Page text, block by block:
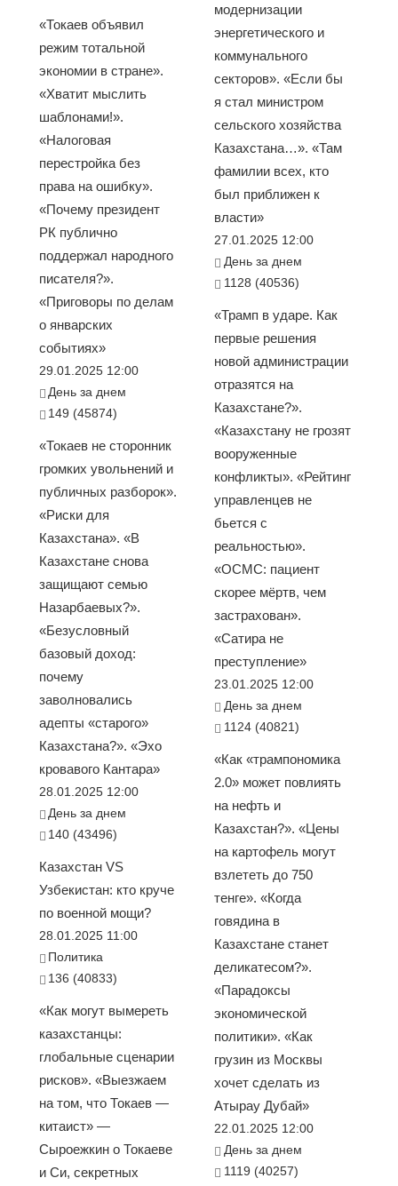
«Токаев объявил
режим тотальной
экономии в стране».
«Хватит мыслить
шаблонами!».
«Налоговая
перестройка без
права на ошибку».
«Почему президент
РК публично
поддержал народного
писателя?».
«Приговоры по делам
о январских
событиях»
29.01.2025 12:00
День за днем
149 (45874)
«Токаев не сторонник
громких увольнений и
публичных разборок».
«Риски для
Казахстана». «В
Казахстане снова
защищают семью
Назарбаевых?».
«Безусловный
базовый доход:
почему
заволновались
адепты «старого»
Казахстана?». «Эхо
кровавого Кантара»
28.01.2025 12:00
День за днем
140 (43496)
Казахстан VS
Узбекистан: кто круче
по военной мощи?
28.01.2025 11:00
Политика
136 (40833)
«Как могут вымереть
казахстанцы:
глобальные сценарии
рисков». «Выезжаем
на том, что Токаев —
китаист» —
Сыроежкин о Токаеве
и Си, секретных
модернизации
энергетического и
коммунального
секторов». «Если бы
я стал министром
сельского хозяйства
Казахстана…». «Там
фамилии всех, кто
был приближен к
власти»
27.01.2025 12:00
День за днем
1128 (40536)
«Трамп в ударе. Как
первые решения
новой администрации
отразятся на
Казахстане?».
«Казахстану не грозят
вооруженные
конфликты». «Рейтинг
управленцев не
бьется с
реальностью».
«ОСМС: пациент
скорее мёртв, чем
застрахован».
«Сатира не
преступление»
23.01.2025 12:00
День за днем
1124 (40821)
«Как «трампономика
2.0» может повлиять
на нефть и
Казахстан?». «Цены
на картофель могут
взлететь до 750
тенге». «Когда
говядина в
Казахстане станет
деликатесом?».
«Парадоксы
экономической
политики». «Как
грузин из Москвы
хочет сделать из
Атырау Дубай»
22.01.2025 12:00
День за днем
1119 (40257)